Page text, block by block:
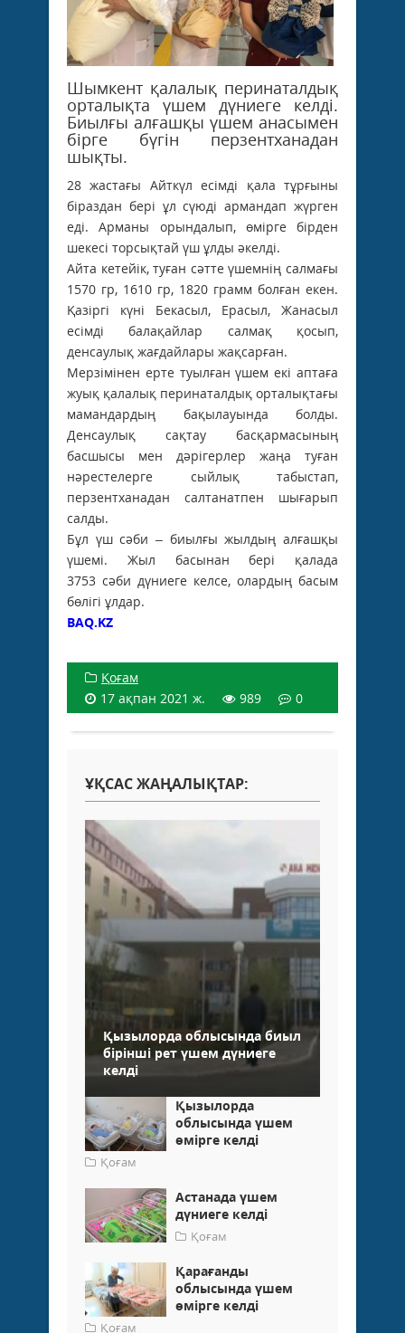
Шымкент қалалық перинаталдық
орталықта үшем дүниеге келді.
Биылғы алғашқы үшем анасымен
бірге бүгін перзентханадан
шықты.
28 жастағы Айткүл есімді қала тұрғыны
біраздан бері ұл сүюді армандап жүрген
еді. Арманы орындалып, өмірге бірден
шекесі торсықтай үш ұлды әкелді.
Айта кетейік, туған сәтте үшемнің салмағы
1570 гр, 1610 гр, 1820 грамм болған екен.
Қазіргі күні Бекасыл, Ерасыл, Жанасыл
есімді балақайлар салмақ қосып,
денсаулық жағдайлары жақсарған.
Мерзімінен ерте туылған үшем екі аптаға
жуық қалалық перинаталдық орталықтағы
мамандардың бақылауында болды.
Денсаулық сақтау басқармасының
басшысы мен дәрігерлер жаңа туған
нәрестелерге сыйлық табыстап,
перзентханадан салтанатпен шығарып
салды.
Бұл үш сәби – биылғы жылдың алғашқы
үшемі. Жыл басынан бері қалада
3753 сәби дүниеге келсе, олардың басым
бөлігі ұлдар.
BAQ.KZ
Қоғам
17 ақпан 2021 ж.
989 0
ҰҚСАС ЖАҢАЛЫҚТАР:
Қызылорда облысында биыл
бірінші рет үшем дүниеге
келді
Қызылорда
облысында үшем
өмірге келді
Қоғам
Астанада үшем
дүниеге келді
Қоғам
Қарағанды
облысында үшем
өмірге келді
Қоғам